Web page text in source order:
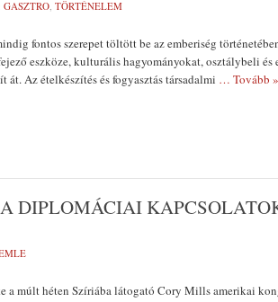
GASZTRO, TÖRTÉNELEM
fontos szerepet töltött be az emberiség
eszköze, kulturális hagyományokat, osztálybeli és
Az ételkészítés és fogyasztás társadalmi … Tovább »
DIPLOMÁCIAI
a múlt héten Szíriába látogató Cory Mills amerikai